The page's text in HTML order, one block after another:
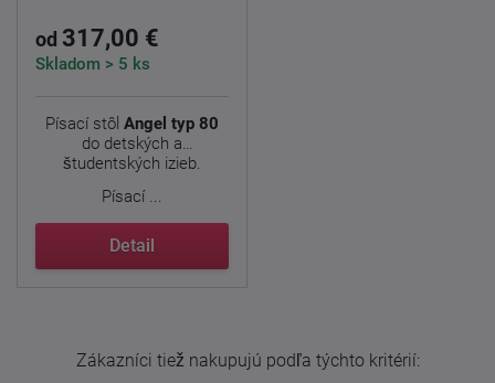
od 317,00 €
Skladom > 5 ks
Písací stôl Angel typ 80
do detských a
študentských izieb.
Písací ...
Detail
Zákazníci tiež nakupujú podľa týchto kritérií: